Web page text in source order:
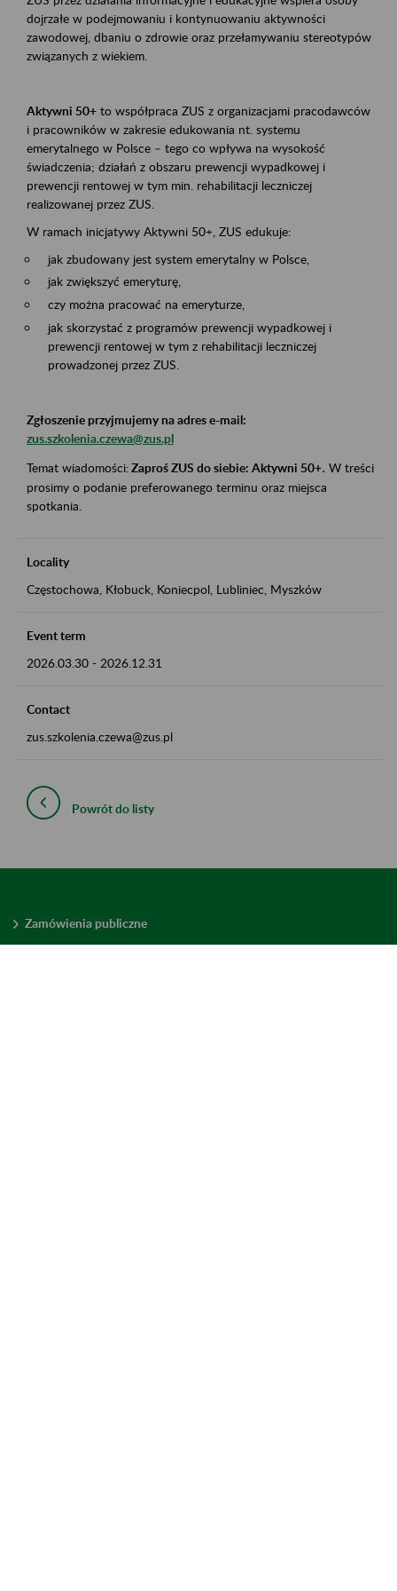
dojrzałe w podejmowaniu i kontynuowaniu aktywności
zawodowej, dbaniu o zdrowie oraz przełamywaniu stereotypów
związanych z wiekiem.
Aktywni 50+ to współpraca ZUS z organizacjami pracodawców
i pracowników w zakresie edukowania nt. systemu
emerytalnego w Polsce – tego co wpływa na wysokość
świadczenia; działań z obszaru prewencji wypadkowej i
prewencji rentowej w tym min. rehabilitacji leczniczej
realizowanej przez ZUS.
W ramach inicjatywy Aktywni 50+, ZUS edukuje:
jak zbudowany jest system emerytalny w Polsce,
jak zwiększyć emeryturę,
czy można pracować na emeryturze,
jak skorzystać z programów prewencji wypadkowej i
prewencji rentowej w tym z rehabilitacji leczniczej
prowadzonej przez ZUS.
Zgłoszenie przyjmujemy na adres e-mail:
zus.szkolenia.czewa@zus.pl
Temat wiadomości:Zaproś ZUS do siebie: Aktywni 50+. W treści
prosimy o podanie preferowanego terminu oraz miejsca
spotkania.
Locality
Częstochowa, Kłobuck, Koniecpol, Lubliniec, Myszków
Event term
2026.03.30 - 2026.12.31
Contact
zus.szkolenia.czewa@zus.pl
Powrót do listy
Zamówienia publiczne